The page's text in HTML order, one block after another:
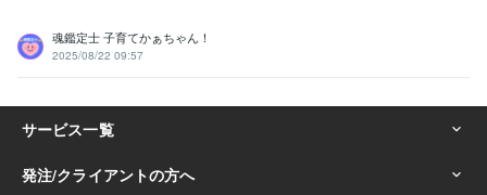
魂鑑定士 子育てかぁちゃん！
2025/08/22 09:57